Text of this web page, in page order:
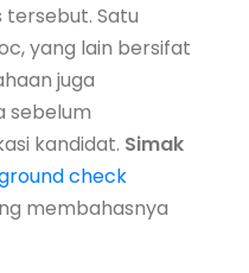
Satu
yang lain bersifat
juga
sebelum
kandidat. Simak
check
membahasnya